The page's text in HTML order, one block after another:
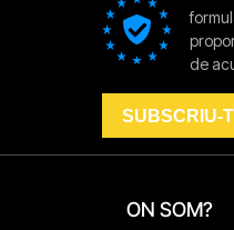
ON SOM?